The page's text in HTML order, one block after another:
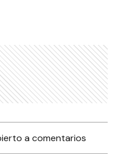
a comentarios